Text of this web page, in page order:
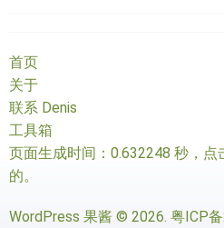
首页
关于
联系 Denis
工具箱
页面生成时间：0.632248 秒， 点
的。
WordPress 果酱 © 2026. 粤ICP